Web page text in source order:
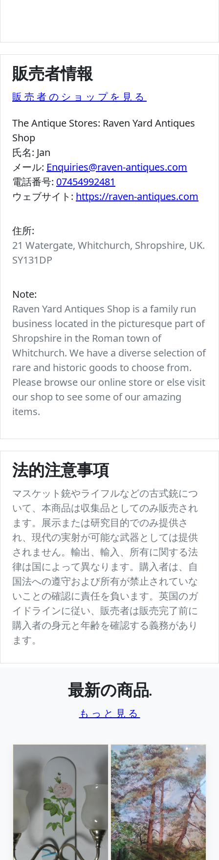
販売者情報
販売者のショップを見る
The Antique Stores: Raven Yard Antiques
Shop
氏名: Jan
メール: Enquiries@raven-antiques.com
電話番号: 07454992481
ウェブサイト: https://raven-antiques.com
住所:
21 Watergate, Whitchurch, Shropshire, UK.
SY131DP
Note:
Raven Yard Antiques Shop is a family run
business located in the picturesque part of
Shropshire in the Roman town of
Whitchurch. We have a diverse selection of
rare and historic goods to choose from.
Please browse our online store or else visit
our shop to see some of our amazing
items.
法的注意事項
マスケット銃やライフルなどの古式銃につ
いて、本商品は収集品としてのみ販売され
ます。展示または研究目的でのみ提供さ
れ、現代の実射が可能な武器としては提供
されません。輸出、輸入、所有に関する法
律は国によって異なります。購入者は、自
国法への遵守および所有が禁止されていな
いことの確認に責任を負います。英国のガ
イドラインに従い、販売者は販売完了前に
購入者の身元と年齢を確認する義務があり
ます。
最新の商品.
もっと見る